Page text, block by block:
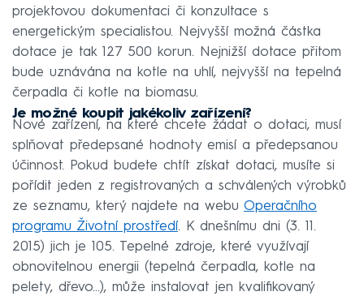
projektovou dokumentaci či konzultace s
energetickým specialistou. Nejvyšší možná částka
dotace je tak 127 500 korun. Nejnižší dotace přitom
bude uznávána na kotle na uhlí, nejvyšší na tepelná
čerpadla či kotle na biomasu.
Je možné koupit jakékoliv zařízení?
Nové zařízení, na které chcete žádat o dotaci, musí
splňovat předepsané hodnoty emisí a předepsanou
účinnost. Pokud budete chtít získat dotaci, musíte si
pořídit jeden z registrovaných a schválených výrobků
ze seznamu, který najdete na webu Operačního
programu Životní prostředí. K dnešnímu dni (3. 11.
2015) jich je 105. Tepelné zdroje, které využívají
obnovitelnou energii (tepelná čerpadla, kotle na
pelety, dřevo...), může instalovat jen kvalifikovaný